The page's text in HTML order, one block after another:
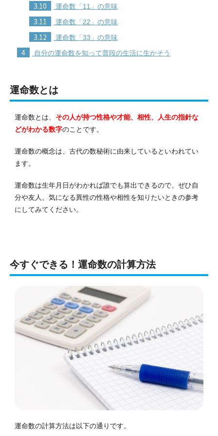
3.10 運命数「11」の意味
3.11 運命数「22」の意味
3.12 運命数「33」の意味
4 自分の運命数を知って普段の生活に生かそう
運命数とは
運命数とは、 その人が持つ性格や才能、相性、人生の指針な
どがわかる数字のことです。
運命数の概念は、古代の数秘術に由来しているといわれてい
ます。
運命数は生年月日がわかれば誰でも算出できるので、ぜひ自
分や友人、気になる異性の性格や相性を知りたいときの参考
にしてみてください。
今すぐできる！運命数の計算方法
運命数の計算方法は以下の通りです。